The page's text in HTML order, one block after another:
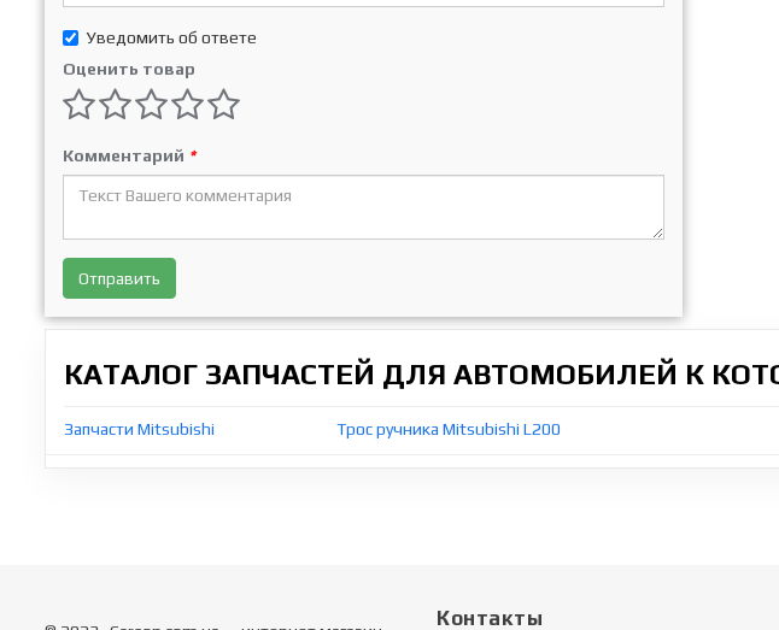
Уведомить об ответе
Оценить товар
Комментарий *
Отправить
КАТАЛОГ ЗАПЧАСТЕЙ ДЛЯ АВТОМОБИЛЕЙ К
Запчасти Mitsubishi Трос ручника Mitsubishi L200
Контакты